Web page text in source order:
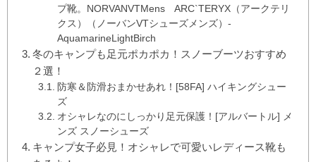
プ靴。NORVANVTMens ARC`TERYX（アークテリ
クス）（ノーバンVTシューズメンズ）-
AquamarineLightBirch
冬のキャンプも足元ポカポカ！スノーブーツおすすめ
２選！
防寒＆防滑おまかせあれ！[58FA] ハイキングシュー
ズ
オシャレなのにしっかり足元保護！[アルバートル] メ
ンズ スノーシューズ
キャンプ女子必見！オシャレで可愛いレディース靴も